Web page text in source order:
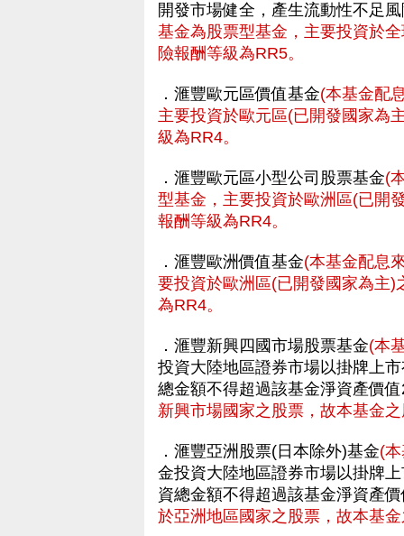
開發市場健全，產生流動性不足
基金為股票型基金，主要投資於
險報酬等級為RR5。
．滙豐歐元區價值基金(本基金配
主要投資於歐元區(已開發國家為
級為RR4。
．滙豐歐元區小型公司股票基金(
型基金，主要投資於歐洲區(已開
報酬等級為RR4。
．滙豐歐洲價值基金(本基金配息
要投資於歐洲區(已開發國家為主
為RR4。
．滙豐新興四國市場股票基金(本
投資大陸地區證券市場以掛牌上
總金額不得超過該基金淨資產價
新興市場國家之股票，故本基金
．滙豐亞洲股票(日本除外)基金(
金投資大陸地區證券市場以掛牌
資總金額不得超過該基金淨資產
於亞洲地區國家之股票，故本基